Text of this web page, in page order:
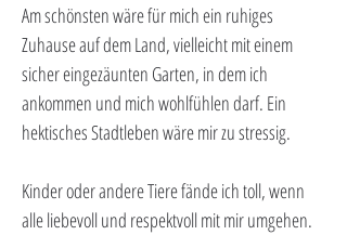
Am schönsten wäre für mich ein ruhiges
Zuhause auf dem Land, vielleicht mit einem
sicher eingezäunten Garten, in dem ich
ankommen und mich wohlfühlen darf. Ein
hektisches Stadtleben wäre mir zu stressig.
Kinder oder andere Tiere fände ich toll, wenn
alle liebevoll und respektvoll mit mir umgehen.